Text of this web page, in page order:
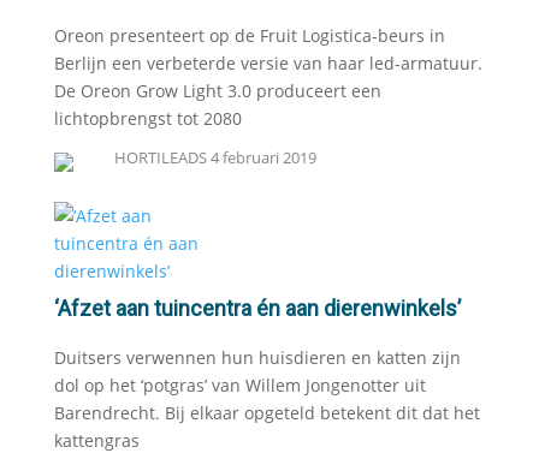
Oreon presenteert op de Fruit Logistica-beurs in
Berlijn een verbeterde versie van haar led-armatuur.
De Oreon Grow Light 3.0 produceert een
lichtopbrengst tot 2080
HORTILEADS4 februari 2019
‘Afzet aan tuincentra én aan dierenwinkels’
Duitsers verwennen hun huisdieren en katten zijn
dol op het ‘potgras’ van Willem Jongenotter uit
Barendrecht. Bij elkaar opgeteld betekent dit dat het
kattengras